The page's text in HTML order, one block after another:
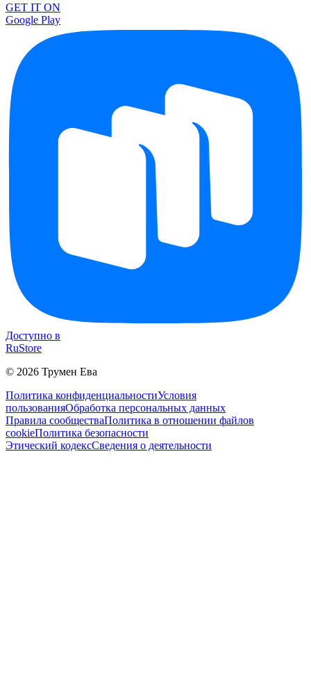
GET IT ON
Google Play
Доступно в
RuStore
© 2026 Трумен Ева
Политика конфиденциальностиУсловия
пользованияОбработка персональных данных
Правила сообществаПолитика в отношении файлов
cookieПолитика безопасности
Этический кодексСведения о деятельности